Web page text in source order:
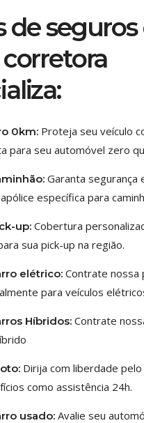
de
0km: Proteja seu veículo
para seu automóvel zero
Garanta segurança
específica para
up: Cobertura
sua pick-up na região.
elétrico: Contrate nossa
para veículos
Híbridos: Contrate
Dirija com liberdade
como assistência 24h.
usado: Avalie seu